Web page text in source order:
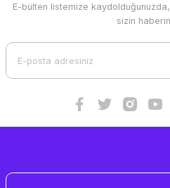
E-bülten listemize
sizin